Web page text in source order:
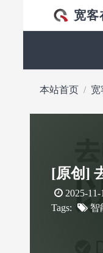
宽客
本站首页 宽
[原创]
2025-11-
Tags:
智